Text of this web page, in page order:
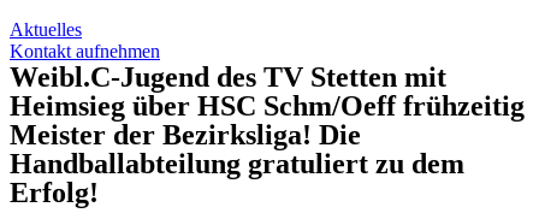
Aktuelles
Kontakt aufnehmen
Weibl.C-Jugend des TV Stetten mit
Heimsieg über HSC Schm/Oeff frühzeitig
Meister der Bezirksliga! Die
Handballabteilung gratuliert zu dem
Erfolg!